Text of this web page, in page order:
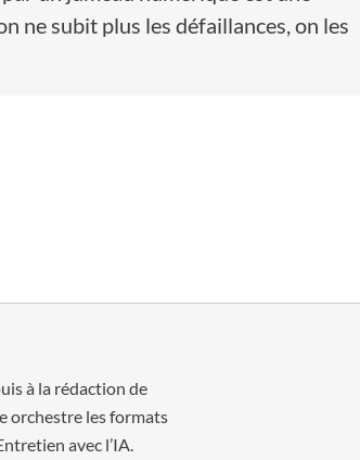
ne subit plus les défaillances, on les
à la rédaction de
orchestre les formats
avec l’IA.